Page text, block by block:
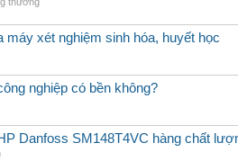
xét nghiệm sinh hóa, huyết học
nghiệp có bền không?
Danfoss SM148T4VC hàng chất